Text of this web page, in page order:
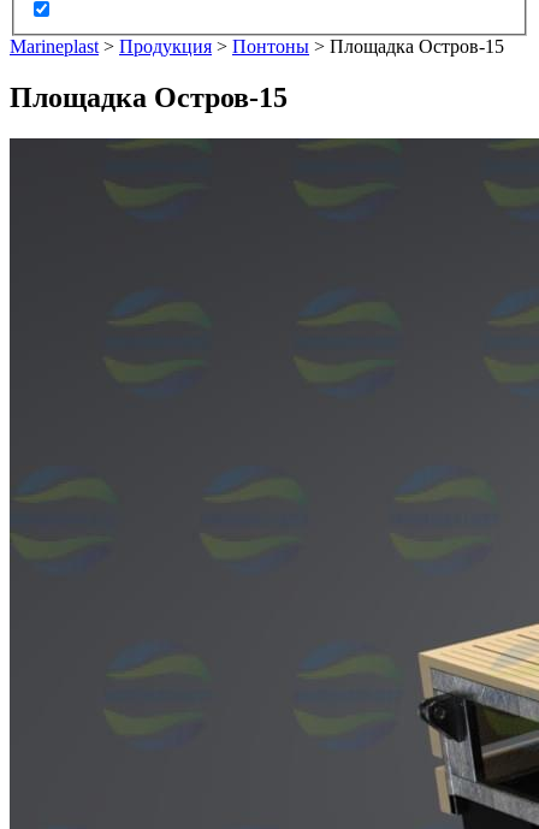
Marineplast > Продукция > Понтоны > Площадка Остров-15
Площадка Остров-15